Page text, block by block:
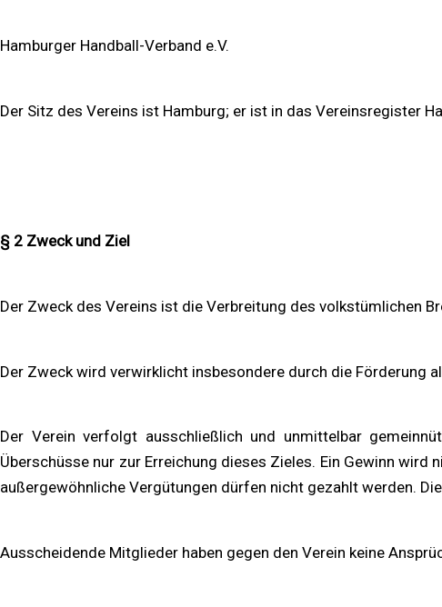
Hamburger Handball-Verband e.V.
Der Sitz des Vereins ist Hamburg; er ist in das Vereinsregister
§ 2 Zweck und Ziel
Der Zweck des Vereins ist die Verbreitung des volkstümlichen
Der Zweck wird verwirklicht insbesondere durch die Förderung
Der Verein verfolgt ausschließlich und unmittelbar
Überschüsse nur zur Erreichung dieses Zieles. Ein Gewinn
außergewöhnliche Vergütungen dürfen nicht gezahlt werden.
Ausscheidende Mitglieder haben gegen den Verein keine